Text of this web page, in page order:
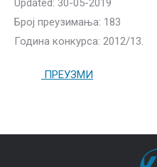
Updated: 30-05-2019
Број преузимања: 183
Година конкурса: 2012/13.
ПРЕУЗМИ